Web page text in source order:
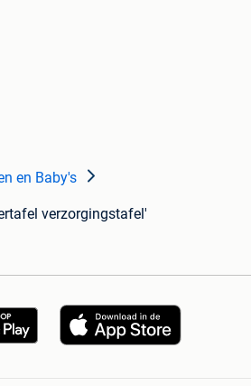
en Baby's
verzorgingstafel'